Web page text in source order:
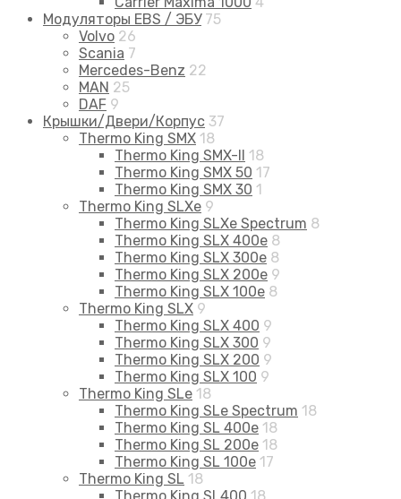
Модуляторы EBS / ЭБУ 75
Volvo 26
Scania 7
Mercedes-Benz 22
MAN 25
DAF 9
Крышки/Двери/Корпус 37
Thermo King SMX 18
Thermo King SMX-II 18
Thermo King SMX 50 17
Thermo King SMX 30 1
Thermo King SLXe 9
Thermo King SLXe Spectrum 8
Thermo King SLX 400e 8
Thermo King SLX 300e 8
Thermo King SLX 200e 9
Thermo King SLX 100e 8
Thermo King SLX 9
Thermo King SLX 400 9
Thermo King SLX 300 9
Thermo King SLX 200 9
Thermo King SLX 100 9
Thermo King SLe 18
Thermo King SLe Spectrum 18
Thermo King SL 400e 18
Thermo King SL 200e 18
Thermo King SL 100e 17
Thermo King SL 18